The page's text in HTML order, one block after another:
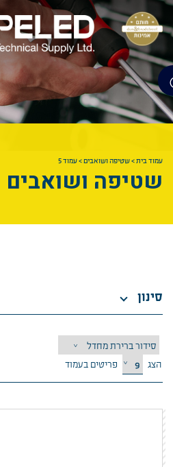
עמוד בית>שטיפה ושואבים>עמוד 5
שטיפה ושואבים
סינון
הצג
פריטים בעמוד